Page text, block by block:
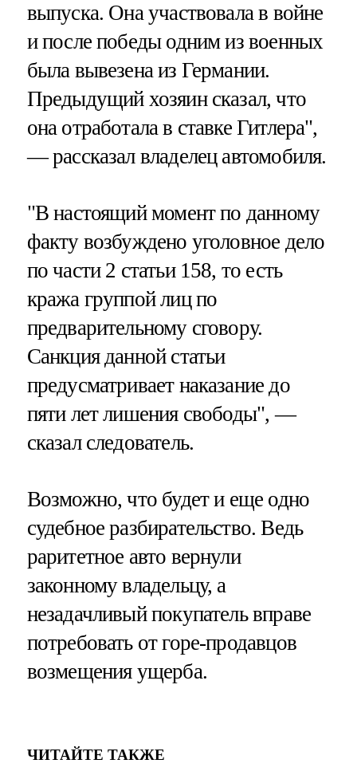
выпуска. Она участвовала в войне
и после победы одним из военных
была вывезена из Германии.
Предыдущий хозяин сказал, что
она отработала в ставке Гитлера",
— рассказал владелец автомобиля.
"В настоящий момент по данному
факту возбуждено уголовное дело
по части 2 статьи 158, то есть
кража группой лиц по
предварительному сговору.
Санкция данной статьи
предусматривает наказание до
пяти лет лишения свободы", —
сказал следователь.
Возможно, что будет и еще одно
судебное разбирательство. Ведь
раритетное авто вернули
законному владельцу, а
незадачливый покупатель вправе
потребовать от горе-продавцов
возмещения ущерба.
ЧИТАЙТЕ ТАКЖЕ